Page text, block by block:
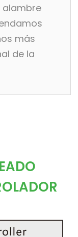
alambre
más
de la